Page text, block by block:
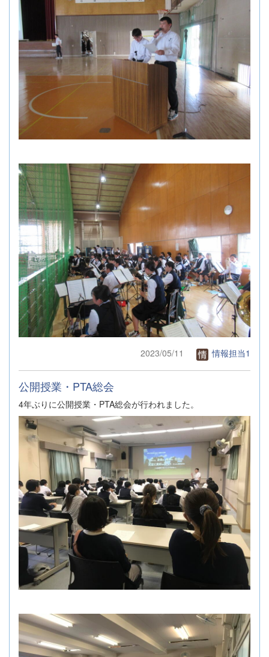
2023/05/11 情報担当1
公開授業・PTA総会
4年ぶりに公開授業・PTA総会が行われました。